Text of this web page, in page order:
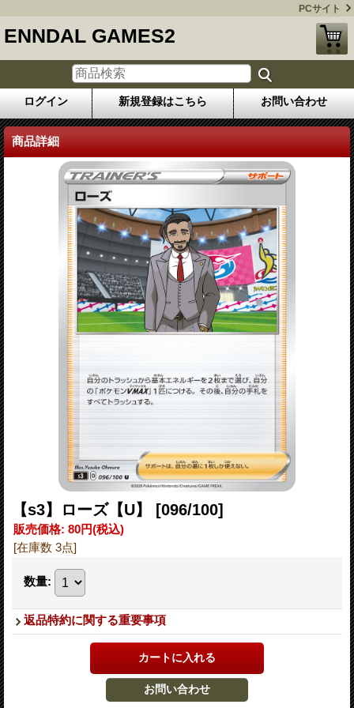
PCサイト
ENNDAL GAMES2
ログイン 新規登録はこちら お問い合わせ
商品詳細
【s3】ローズ【U】 [096/100]
販売価格: 80円(税込)
[在庫数 3点]
数量:
返品特約に関する重要事項